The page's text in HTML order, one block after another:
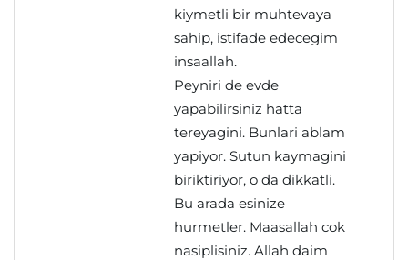
kiymetli bir muhtevaya
sahip, istifade edecegim
insaallah.
Peyniri de evde
yapabilirsiniz hatta
tereyagini. Bunlari ablam
yapiyor. Sutun kaymagini
biriktiriyor, o da dikkatli.
Bu arada esinize
hurmetler. Maasallah cok
nasiplisiniz. Allah daim